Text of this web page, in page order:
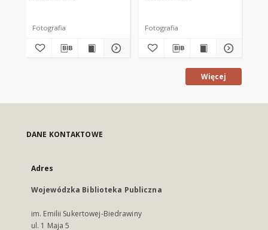
Fotografia Fotografia
Więcej
DANE KONTAKTOWE
Adres
Wojewódzka Biblioteka Publiczna
im. Emilii Sukertowej-Biedrawiny
ul. 1 Maja 5